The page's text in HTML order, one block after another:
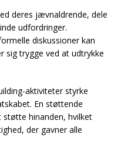
deres jævnaldrende, dele
udfordringer.
diskussioner kan
sig trygge ved at udtrykke
aktiviteter styrke
En støttende
hinanden, hvilket
der gavner alle